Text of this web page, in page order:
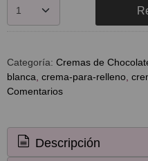
Categoría: Cremas de
blanca crema-para-relleno
Comentarios
Descripción